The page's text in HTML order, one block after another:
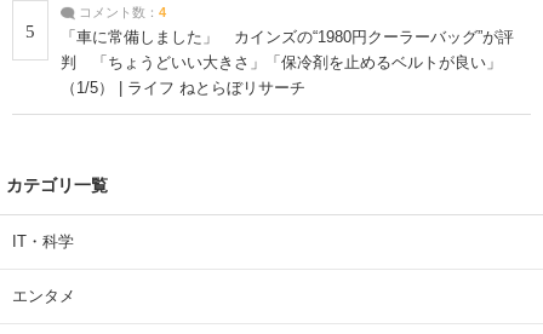
5
コメント数： 4
「車に常備しました」 カインズの“1980円クーラーバッグ”が評
判 「ちょうどいい大きさ」「保冷剤を止めるベルトが良い」
（1/5） | ライフ ねとらぼリサーチ
カテゴリ一覧
IT・科学
エンタメ